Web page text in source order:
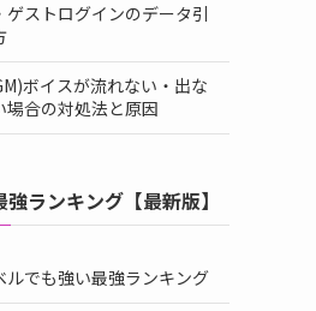
ゲストログインのデータ引
ボイスが流れない・出な
場合の対処法と原因
ランキング【最新版】
ルでも強い最強ランキング